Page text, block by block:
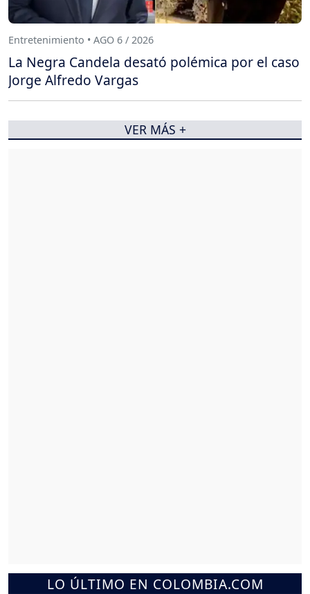
LO ÚLTIMO EN COLOMBIA.COM
Entretenimiento • AGO 6 / 2026
La Negra Candela desató polémica por el caso
Jorge Alfredo Vargas
VER MÁS +